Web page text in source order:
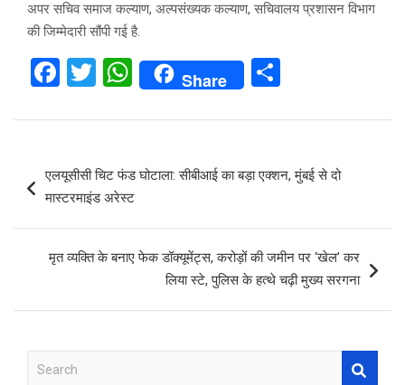
अपर सचिव समाज कल्याण, अल्पसंख्यक कल्याण, सचिवालय प्रशासन विभाग
की जिम्मेदारी सौंपी गई है.
F
ce
b
o
k
T
tt
er
W
at
s
A
p
Share
ar
navigation
एलयूसीसी चिट फंड घोटाला: सीबीआई का बड़ा एक्शन, मुंबई से दो
मास्टरमाइंड अरेस्ट
मृत व्यक्ति के बनाए फेक डॉक्यूमेंट्स, करोड़ों की जमीन पर ‘खेल’ कर
लिया स्टे, पुलिस के हत्थे चढ़ी मुख्य सरगना